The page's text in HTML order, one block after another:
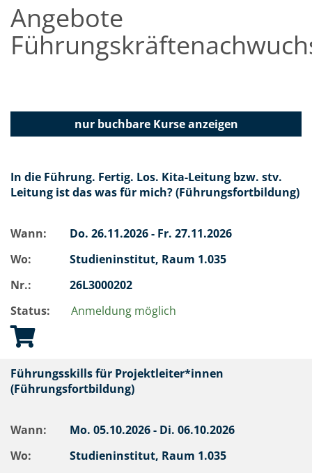
Angebote
nur buchbareKurse anzeigen
In die Führung. Fertig. Los. Kita-Leitung bzw. stv.
Leitung ist das was für mich? (Führungsfortbildung)
Wann: Do. 26.11.2026 - Fr. 27.11.2026
Wo:
Studieninstitut, Raum 1.035
Nr.:
26L3000202
Status:
Anmeldung möglich
Führungsskills für Projektleiter*innen
(Führungsfortbildung)
Wann: Mo. 05.10.2026 - Di. 06.10.2026
Wo:
Studieninstitut, Raum 1.035